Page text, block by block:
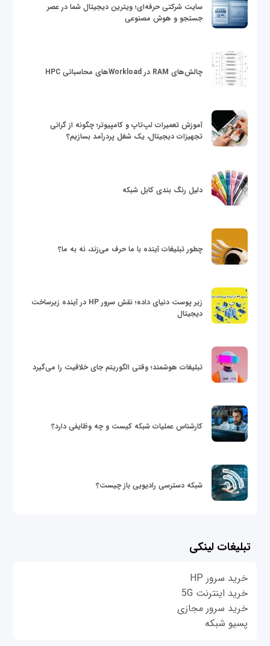
سایت شرکتی حرفه‌ای؛ ویترین دیجیتال شما در عصر
جستجو و هوش مصنوعی
چالش‌های RAM در Workloadهای محاسباتی HPC
آموزش تعمیرات لپ‌تاپ و کامپیوتر؛ چگونه از گرانی
تجهیزات دیجیتال، یک شغل پردرآمد بسازیم؟
دلیل رنگ بندی کابل شبکه
چطور تبلیغات آینده با ما حرف می‌زند، نه به ما؟
زیر پوست دنیای داده؛ نقش سرور HP در آینده زیرساخت
دیجیتال
تبلیغات هوشمند؛ وقتی الگوریتم جای خلاقیت را می‌گیرد
کارشناس عملیات شبکه کیست و چه وظایفی دارد؟
شبکه دسترسی رادیویی باز چیست؟
تبلیغات لینکی
خرید سرور HP
خرید اینترنت 5G
خرید سرور مجازی
پسیو شبکه